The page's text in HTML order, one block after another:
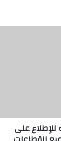
للإطلاع على